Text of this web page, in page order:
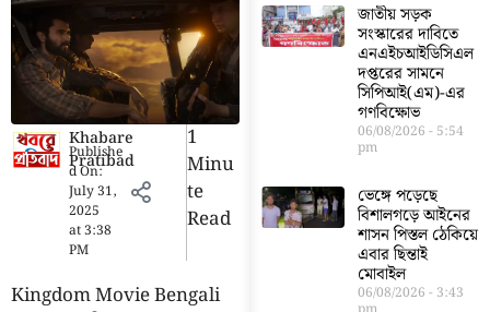
Khabare
Pratibad
Publishe
d On:
July 31,
2025
at3:38
PM
1
Minu
Te
Read
Kingdom Movie Bengali
জাতীয় সড়ক
সংস্কারের দাবিতে
এনএইচআইডিসিএল
দপ্তরের সামনে
সিপিআই(এম)-এর
গণবিক্ষোভ
06/08/2026 5:54
pm
ভেঙ্গে পড়েছে
বিশালগড়ে আইনের
শাসন পিস্তল ঠেকিয়ে
এবার ছিন্তাই
মোবাইল
06/08/2026 3:43